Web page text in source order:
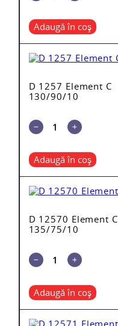
Adaugă în coș
D 1257 Element C
130/90/10
Adaugă în coș
D 12570 Element C
135/75/10
Adaugă în coș